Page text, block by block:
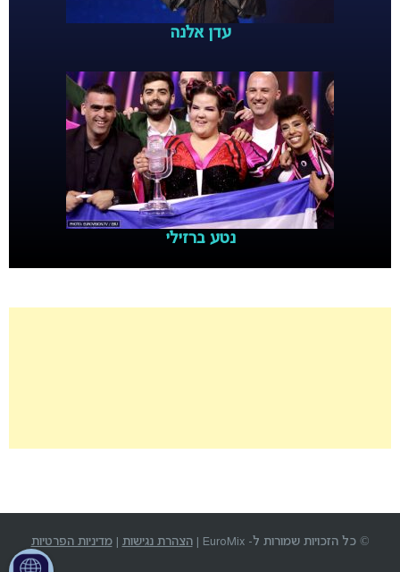
עדן אלנה
נטע ברזילי
© כל הזכויות שמורות ל- EuroMix | הצהרת נגישות |מדיניות הפרטיות